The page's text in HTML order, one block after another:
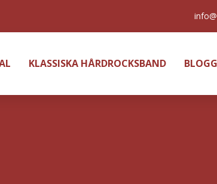
KLASSISKA HÅRDROCKSBAND BLOGG